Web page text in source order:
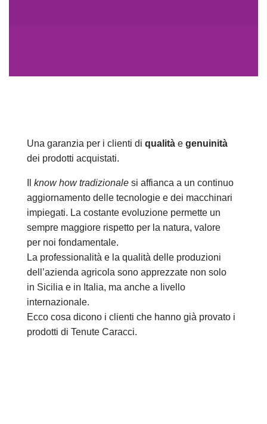
Una garanzia per i clienti di qualità e genuinità
dei prodotti acquistati.
know how tradizionale si affianca a un continuo
aggiornamento delle tecnologie e dei macchinari
impiegati. La costante evoluzione permette un
sempre maggiore rispetto per la natura, valore
per noi fondamentale.
La professionalità e la qualità delle produzioni
dell’azienda agricola sono apprezzate non solo
in Sicilia e in Italia, ma anche a livello
internazionale.
Ecco cosa dicono i clienti che hanno già provato i
prodotti di Tenute Caracci.